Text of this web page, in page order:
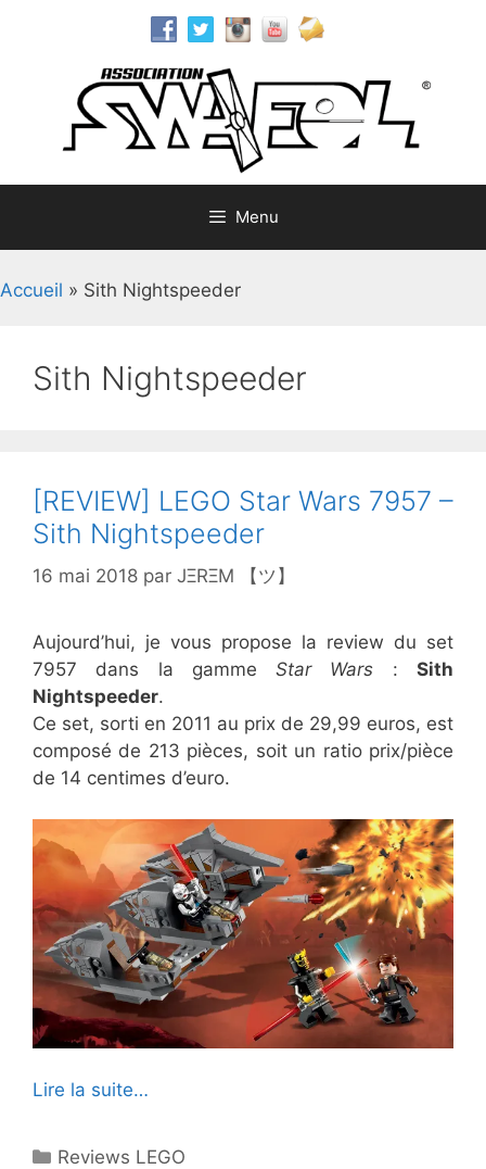
Menu
Accueil » Sith Nightspeeder
Sith Nightspeeder
[REVIEW] LEGO Star Wars 7957 –
Sith Nightspeeder
16 mai 2018 par JΞRΞM 【ツ】
Aujourd’hui, je vous propose la review du set
7957 dans la gammeStar Wars :Sith
Nightspeeder.
Ce set, sorti en 2011 au prix de 29,99 euros, est
composé de 213 pièces, soit un ratio prix/pièce
de 14 centimes d’euro.
Lire la suite…
Catégories
Reviews LEGO